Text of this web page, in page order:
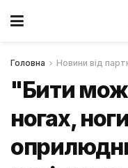
Головна Новини від
"Бити
ногах,